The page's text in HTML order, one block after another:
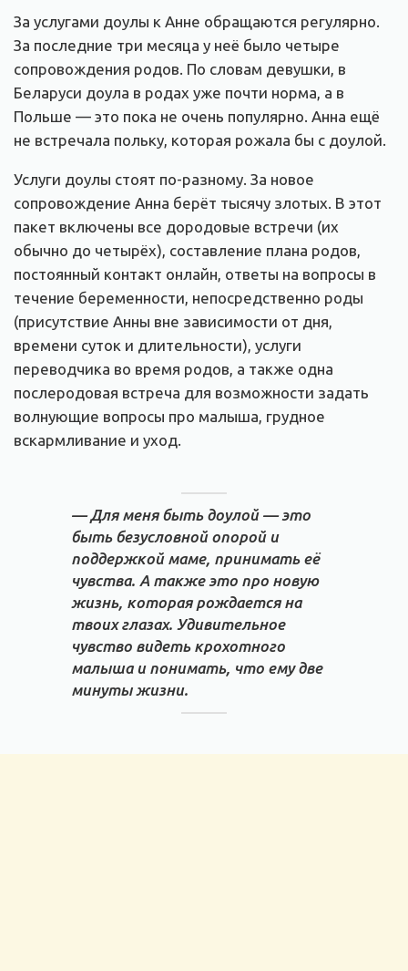
За услугами доулы к Анне обращаются регулярно.
За последние три месяца у неё было четыре
сопровождения родов. По словам девушки, в
Беларуси доула в родах уже почти норма, а в
Польше — это пока не очень популярно. Анна ещё
не встречала польку, которая рожала бы с доулой.
Услуги доулы стоят по-разному. За новое
сопровождение Анна берёт тысячу злотых. В этот
пакет включены все дородовые встречи (их
обычно до четырёх), составление плана родов,
постоянный контакт онлайн, ответы на вопросы в
течение беременности, непосредственно роды
(присутствие Анны вне зависимости от дня,
времени суток и длительности), услуги
переводчика во время родов, а также одна
послеродовая встреча для возможности задать
волнующие вопросы про малыша, грудное
вскармливание и уход.
— Для меня быть доулой — это
быть безусловной опорой и
поддержкой маме, принимать её
чувства. А также это про новую
жизнь, которая рождается на
твоих глазах. Удивительное
чувство видеть крохотного
малыша и понимать, что ему две
минуты жизни.